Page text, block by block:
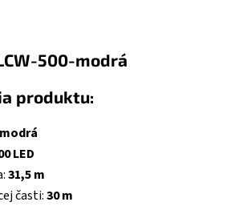
500-modrá
produktu:
modrá
LED
31,5 m
časti:30 m